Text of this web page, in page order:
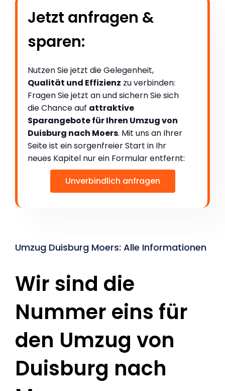
Jetzt anfragen &
sparen:
Nutzen Sie jetzt die Gelegenheit,
Qualität und Effizienz zu verbinden:
Fragen Sie jetzt an und sichern Sie sich
die Chance auf attraktive
Sparangebote für Ihren Umzug von
Duisburg nach Moers. Mit uns an Ihrer
Seite ist ein sorgenfreier Start in Ihr
neues Kapitel nur ein Formular entfernt:
Unverbindlich anfragen
Umzug Duisburg Moers: Alle Informationen
Wir sind die
Nummer eins für
den Umzug von
Duisburg nach